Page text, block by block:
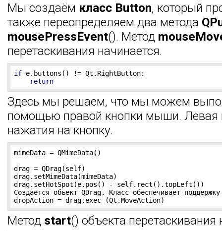
Мы создаём класс Button, который
также переопределяем два метода
mousePressEvent(). Метод
перетаскивания начинается.
if e.buttons() != Qt.RightButton:
return
Здесь мы решаем, что мы можем
помощью правой кнопки мыши. Левая
нажатия на кнопку.
mimeData = QMimeData()
drag = QDrag(self)
drag.setMimeData(mimeData)
drag.setHotSpot(e.pos() - self.rect().topLeft())
Создаётся объект QDrag. Класс обеспечивает
dropAction = drag.exec_(Qt.MoveAction)
Метод start() объекта перетаскивания